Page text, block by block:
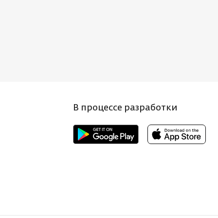
темно-
ТОЛЩИНА, ММ
ЦВЕТ
ШНУРА
В процессе разработки